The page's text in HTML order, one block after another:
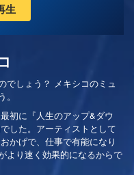
生
でしょう？ メキシコのミュ
初に『人生のアップ&ダウ
した。アーティストとして
かげで、仕事で有能になり
より速く効果的になるからで